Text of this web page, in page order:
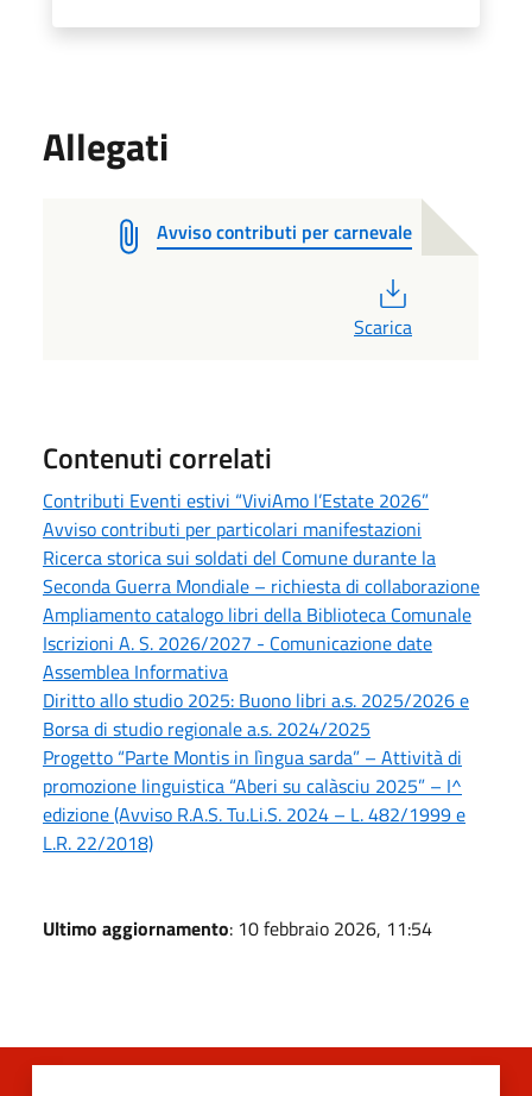
Allegati
Avviso contributi per carnevale
Scarica
Contenuti correlati
Contributi Eventi estivi “ViviAmo l’Estate 2026”
Avviso contributi per particolari manifestazioni
Ricerca storica sui soldati del Comune durante la
Seconda Guerra Mondiale – richiesta di collaborazione
Ampliamento catalogo libri della Biblioteca Comunale
Iscrizioni A. S. 2026/2027 - Comunicazione date
Assemblea Informativa
Diritto allo studio 2025: Buono libri a.s. 2025/2026 e
Borsa di studio regionale a.s. 2024/2025
Progetto “Parte Montis in lìngua sarda” – Attività di
promozione linguistica “Aberi su calàsciu 2025” – I^
edizione (Avviso R.A.S. Tu.Li.S. 2024 – L. 482/1999 e
L.R. 22/2018)
Ultimo aggiornamento: 10 febbraio 2026, 11:54